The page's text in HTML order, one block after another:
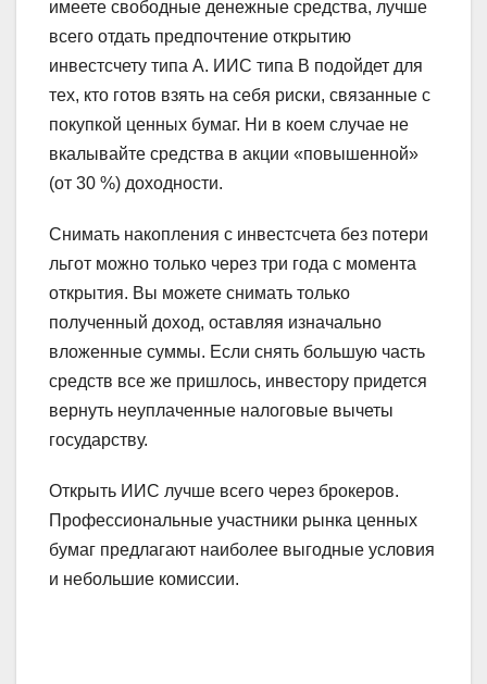
имеете свободные денежные средства, лучше
всего отдать предпочтение открытию
инвестсчету типа А. ИИС типа В подойдет для
тех, кто готов взять на себя риски, связанные с
покупкой ценных бумаг. Ни в коем случае не
вкалывайте средства в акции «повышенной»
(от 30 %) доходности.
Снимать накопления с инвестсчета без потери
льгот можно только через три года с момента
открытия. Вы можете снимать только
полученный доход, оставляя изначально
вложенные суммы. Если снять большую часть
средств все же пришлось, инвестору придется
вернуть неуплаченные налоговые вычеты
государству.
Открыть ИИС лучше всего через брокеров.
Профессиональные участники рынка ценных
бумаг предлагают наиболее выгодные условия
и небольшие комиссии.